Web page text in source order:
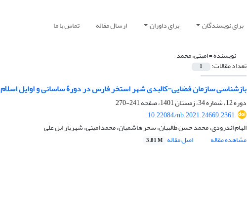
برای نویسندگان برای داوران ارسال مقاله تماس با ما
نویسنده =امینی، محمد
تعداد مقالات: 1
بازشناسی سازمان فضایی-کالبدی شهر استخر فارس در دورۀ ساسانی و اوایل اسلام
دوره 12، شماره 34، زمستان 1401، صفحه
241-270
10.22084/nb.2021.24669.2361
الهام اندرودی، محمد حسن طالبیان، سحر هاشمیان، محمد امینی، شهریار ابن علی
مشاهده مقاله
اصل مقاله 3.81 M